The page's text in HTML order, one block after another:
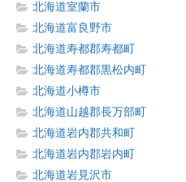
北海道室蘭市
北海道富良野市
北海道寿都郡寿都町
北海道寿都郡黒松内町
北海道小樽市
北海道山越郡長万部町
北海道岩内郡共和町
北海道岩内郡岩内町
北海道岩見沢市